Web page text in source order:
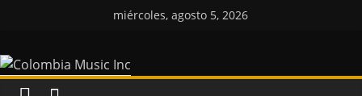
miércoles, agosto 5, 2026
Colombia